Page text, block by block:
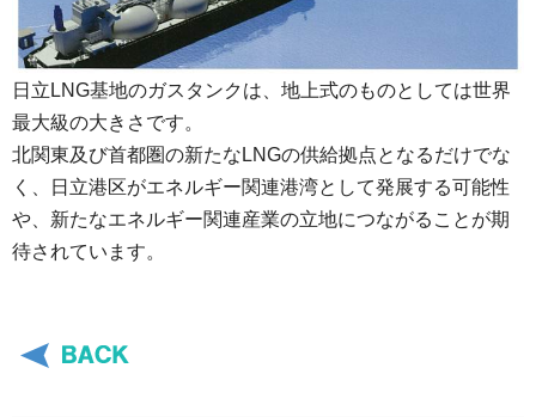
日立LNG基地のガスタンクは、地上式のものとしては世界
最大級の大きさです。
北関東及び首都圏の新たなLNGの供給拠点となるだけでな
く、日立港区がエネルギー関連港湾として発展する可能性
や、新たなエネルギー関連産業の立地につながることが期
待されています。